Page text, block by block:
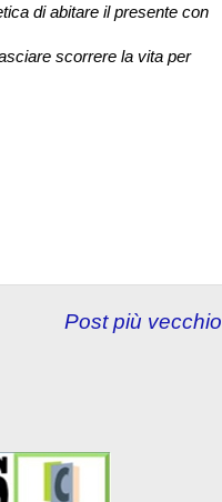
di abitare il presente con
scorrere la vita per
Post più vecchio